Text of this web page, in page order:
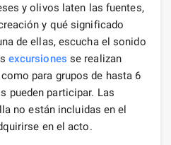
y olivos laten las fuentes,
y qué significado
de ellas, escucha el sonido
excursiones se realizan
para grupos de hasta 6
pueden participar. Las
no están incluidas en el
en el acto.